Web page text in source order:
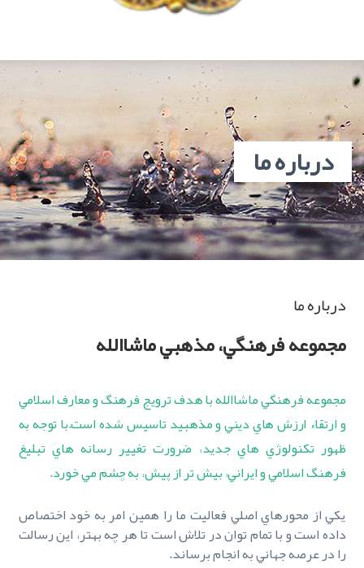
درباره ما
درباره ما
مجموعه فرهنگي، مذهبي ماشاالله
مجموعه فرهنگي ماشاالله با هدف ترويج فرهنگ و معارف اسلامي
و ارتقاء ارزش هاي ديني و مذهبيد تاسيس شده است.با توجه به
ظهور تکنولوژي هاي جديد، ضرورت تغيير رسانه هاي تبليغ
فرهنگ اسلامي و ايراني، بيش تر از پيش، به چشم مي خورد.
يکي از محورهاي اصلي فعاليت ما را همين امر به خود اختصاص
داده است و با تمام توان در تلاش است تا هر چه بهتر، اين رسالت
را در عرصه جهاني به انجام برساند.